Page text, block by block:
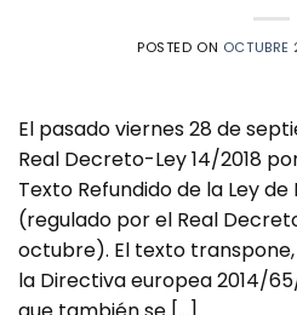
POSTED ON
El pasado viernes 28 de
Real Decreto-Ley 14/2018
Texto Refundido de la Ley
(regulado por el Real
octubre). El texto
la Directiva europea 2014/